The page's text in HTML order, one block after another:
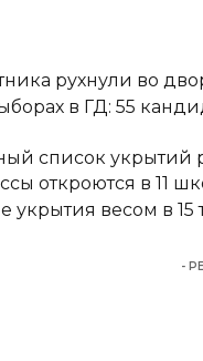
рухнули во
в ГД: 55
список
откроются в 11
весом в 15
-